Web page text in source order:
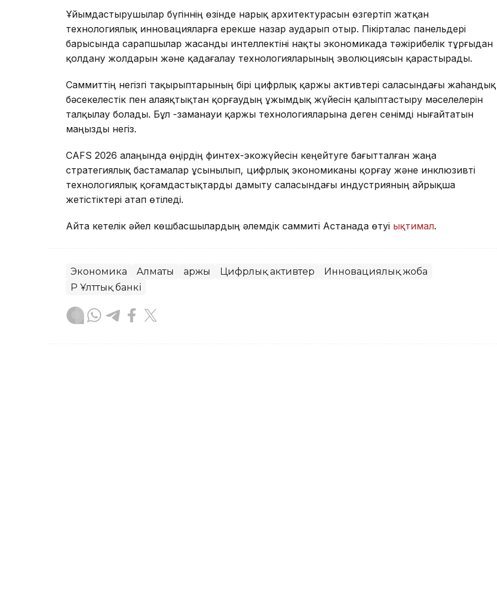
Ұйымдастырушылар бүгіннің өзінде нарық архитектурасын өзгертіп жатқан
технологиялық инновацияларға ерекше назар аударып отыр. Пікірталас панельдері
барысында сарапшылар жасанды интеллектіні нақты экономикада тәжірибелік тұрғыдан
қолдану жолдарын және қадағалау технологияларының эволюциясын қарастырады.
Саммиттің негізгі тақырыптарының бірі цифрлық қаржы активтері саласындағы жаһандық
бәсекелестік пен алаяқтықтан қорғаудың ұжымдық жүйесін қалыптастыру мәселелерін
талқылау болады. Бұл -заманауи қаржы технологияларына деген сенімді нығайтатын
маңызды негіз.
CAFS 2026 алаңында өңірдің финтех-экожүйесін кеңейтуге бағытталған жаңа
стратегиялық бастамалар ұсынылып, цифрлық экономиканы қорғау және инклюзивті
технологиялық қоғамдастықтарды дамыту саласындағы индустрияның айрықша
жетістіктері атап өтіледі.
Айта кетелік әйел көшбасшылардың әлемдік саммиті Астанада өтуі ықтимал.
Экономика Алматы Қаржы Цифрлық активтер
Инновациялық жоба
ҚР Ұлттық банкі